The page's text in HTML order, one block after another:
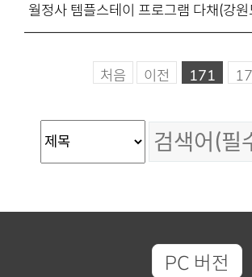
월정사 템플스테이 프로그램 다채(강
처음 이전 171
PC 버전